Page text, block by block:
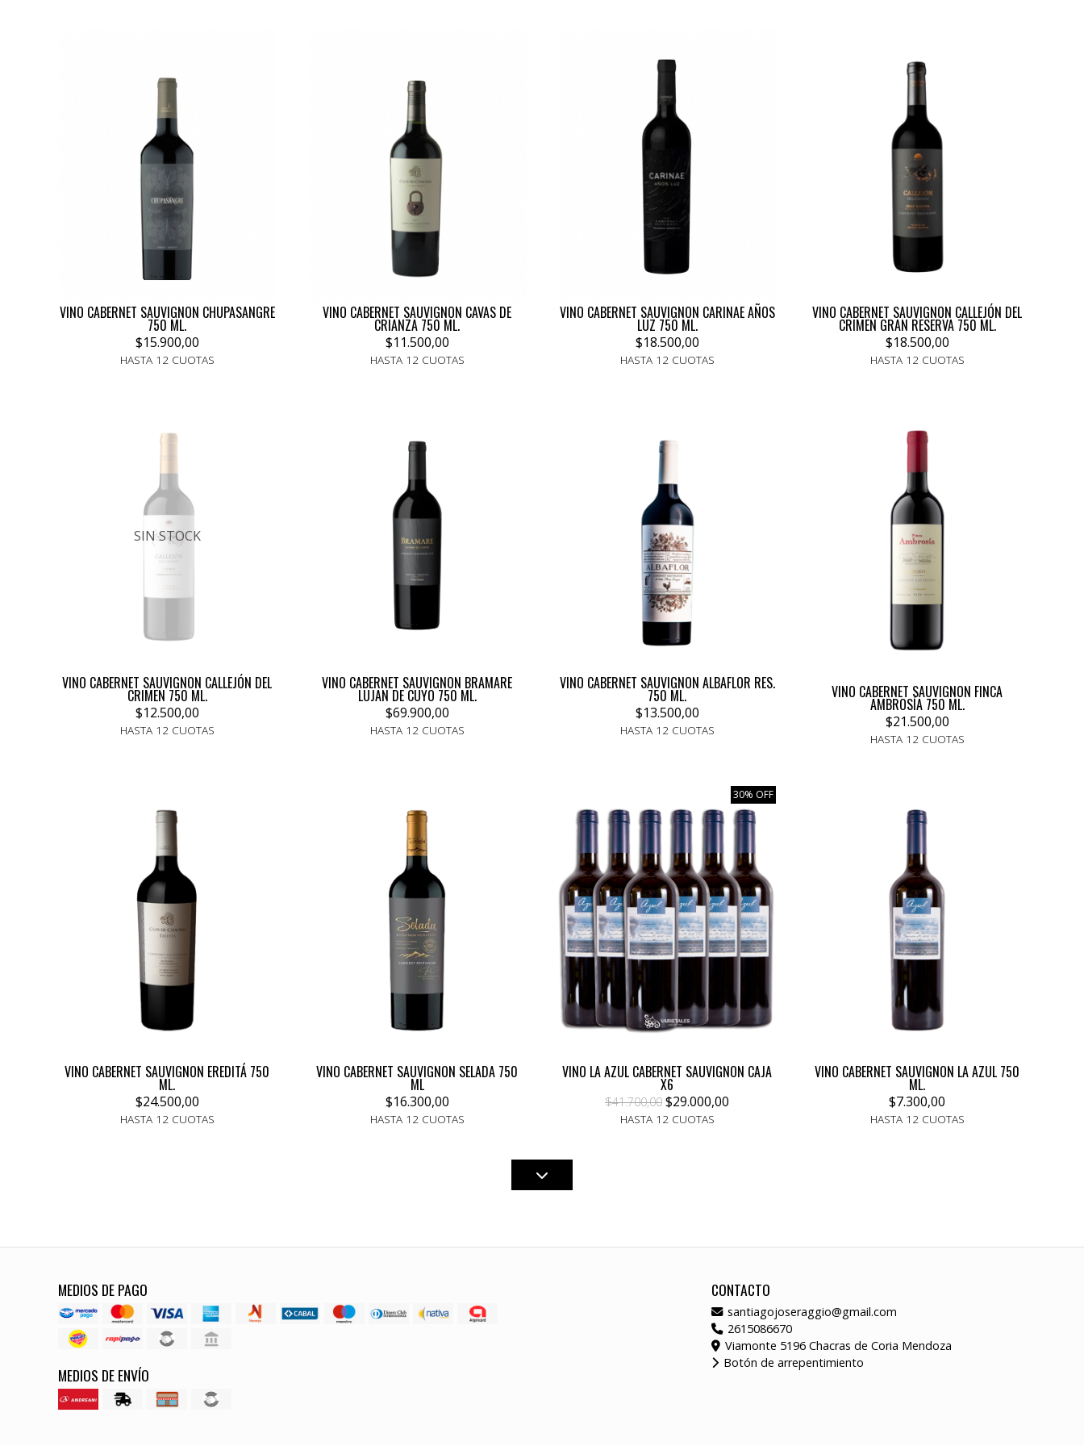
VINO CABERNET SAUVIGNON CHUPASANGRE
750 ML.
$15.900,00
HASTA 12 CUOTAS
VINO CABERNET SAUVIGNON CAVAS DE
CRIANZA 750 ML.
$11.500,00
HASTA 12 CUOTAS
VINO CABERNET SAUVIGNON CARINAE AÑOS
LUZ 750 ML.
$18.500,00
HASTA 12 CUOTAS
VINO CABERNET SAUVIGNON CALLEJÓN DEL
CRIMEN GRAN RESERVA 750 ML.
$18.500,00
HASTA 12 CUOTAS
SIN STOCK
VINO CABERNET SAUVIGNON CALLEJÓN DEL
CRIMEN 750 ML.
$12.500,00
HASTA 12 CUOTAS
VINO CABERNET SAUVIGNON BRAMARE
LUJAN DE CUYO 750 ML.
$69.900,00
HASTA 12 CUOTAS
VINO CABERNET SAUVIGNON ALBAFLOR RES.
750 ML.
$13.500,00
HASTA 12 CUOTAS
VINO CABERNET SAUVIGNON FINCA
AMBROSÍA 750 ML.
$21.500,00
HASTA 12 CUOTAS
VINO CABERNET SAUVIGNON EREDITÁ 750
ML.
$24.500,00
HASTA 12 CUOTAS
VINO CABERNET SAUVIGNON SELADA 750
ML
$16.300,00
HASTA 12 CUOTAS
30% OFF
VINO LA AZUL CABERNET SAUVIGNON CAJA
X6
$41.700,00 $29.000,00
HASTA 12 CUOTAS
VINO CABERNET SAUVIGNON LA AZUL 750
ML.
$7.300,00
HASTA 12 CUOTAS
MEDIOS DE PAGO
MEDIOS DE ENVÍO
CONTACTO
santiagojoseraggio@gmail.com
2615086670
Viamonte 5196 Chacras de Coria Mendoza
Botón de arrepentimiento